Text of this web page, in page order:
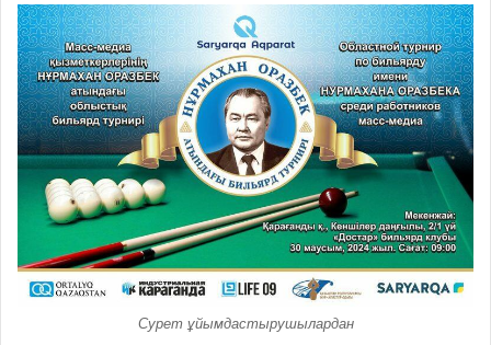
Сурет ұйымдастырушылардан